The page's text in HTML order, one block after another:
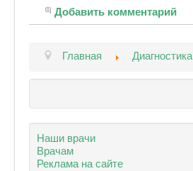
Добавить комментарий
Главная Диагностика
Наши врачи
Врачам
Реклама на сайте